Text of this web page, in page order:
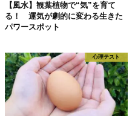
【風水】観葉植物で“気”を育て
る！ 運気が劇的に変わる生きた
パワースポット
心理テスト